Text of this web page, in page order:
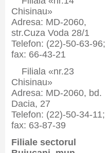
Chisinau»
Adresa: MD-2060,
str.Cuza Voda 28/1
Telefon: (22)-50-63-96;
fax: 66-43-21
Filiala «nr.23
Chisinau»
Adresa: MD-2060, bd.
Dacia, 27
Telefon: (22)-50-34-11;
fax: 63-87-39
Filiale sectorul